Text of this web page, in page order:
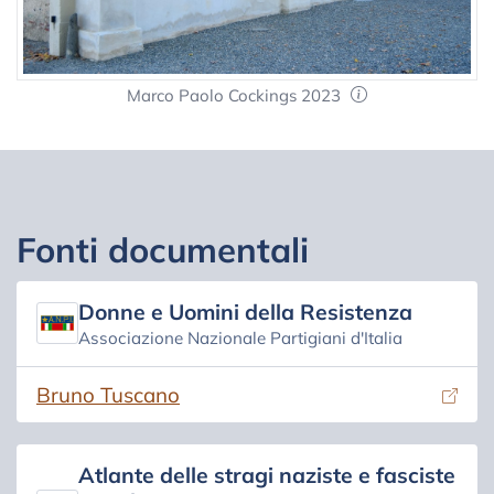
Marco Paolo Cockings 2023
Fonti documentali
Donne e Uomini della Resistenza
Associazione Nazionale Partigiani d'Italia
Bruno Tuscano
(si apre in una nuova scheda)
Atlante delle stragi naziste e fasciste